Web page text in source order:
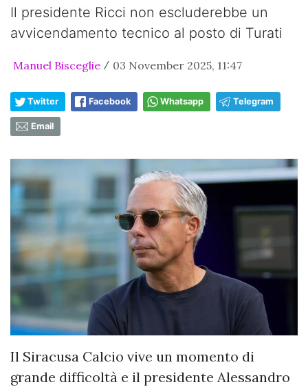
Il presidente Ricci non escluderebbe un
avvicendamento tecnico al posto di Turati
Manuel Bisceglie / 03 November 2025, 11:47
Twitter Facebook Whatsapp Telegram
Email
Il Siracusa Calcio vive un momento di
grande difficoltà e il presidente Alessandro